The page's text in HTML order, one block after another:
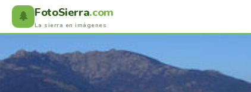
🌲 FotoSierra.com
La sierra en imágenes